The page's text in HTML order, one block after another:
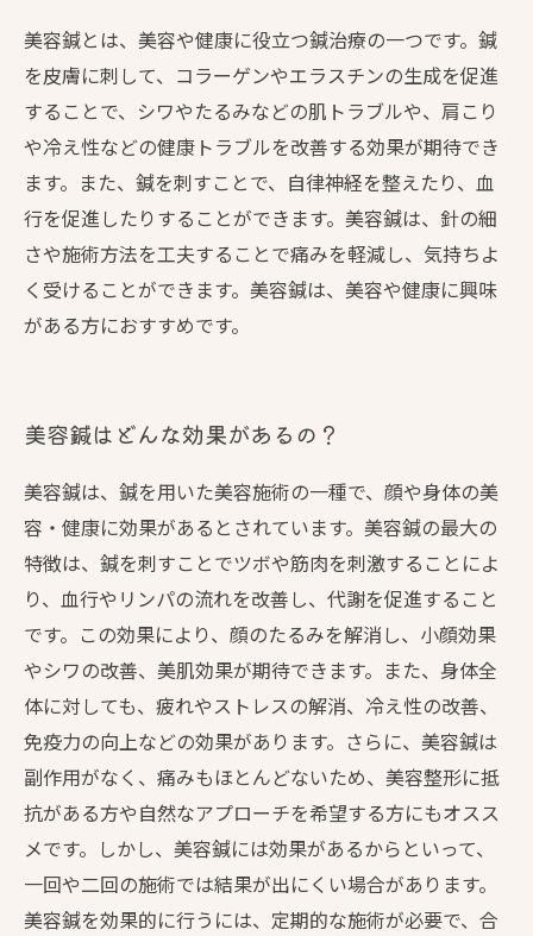
美容鍼とは、美容や健康に役立つ鍼治療の一つです。鍼
を皮膚に刺して、コラーゲンやエラスチンの生成を促進
することで、シワやたるみなどの肌トラブルや、肩こり
や冷え性などの健康トラブルを改善する効果が期待でき
ます。また、鍼を刺すことで、自律神経を整えたり、血
行を促進したりすることができます。美容鍼は、針の細
さや施術方法を工夫することで痛みを軽減し、気持ちよ
く受けることができます。美容鍼は、美容や健康に興味
がある方におすすめです。
美容鍼はどんな効果があるの？
美容鍼は、鍼を用いた美容施術の一種で、顔や身体の美
容・健康に効果があるとされています。美容鍼の最大の
特徴は、鍼を刺すことでツボや筋肉を刺激することによ
り、血行やリンパの流れを改善し、代謝を促進すること
です。この効果により、顔のたるみを解消し、小顔効果
やシワの改善、美肌効果が期待できます。また、身体全
体に対しても、疲れやストレスの解消、冷え性の改善、
免疫力の向上などの効果があります。さらに、美容鍼は
副作用がなく、痛みもほとんどないため、美容整形に抵
抗がある方や自然なアプローチを希望する方にもオスス
メです。しかし、美容鍼には効果があるからといって、
一回や二回の施術では結果が出にくい場合があります。
美容鍼を効果的に行うには、定期的な施術が必要で、合